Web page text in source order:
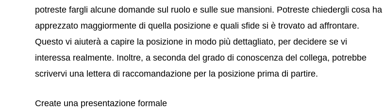
potreste fargli alcune domande sul ruolo e sulle sue mansioni. Potreste chiedergli cosa ha
apprezzato maggiormente di quella posizione e quali sfide si è trovato ad affrontare.
Questo vi aiuterà a capire la posizione in modo più dettagliato, per decidere se vi
interessa realmente. Inoltre, a seconda del grado di conoscenza del collega, potrebbe
scrivervi una lettera di raccomandazione per la posizione prima di partire.
Create una presentazione formale